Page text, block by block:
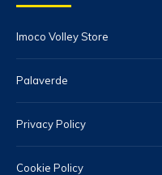
Imoco Volley Store
Palaverde
Privacy Policy
Cookie Policy